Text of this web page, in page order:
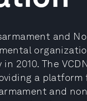
and
2010. The
a
and